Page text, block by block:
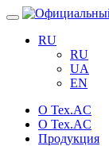
Навигация
RU
RU
UA
EN
О Tex.AC
О Tex.AC
Продукция